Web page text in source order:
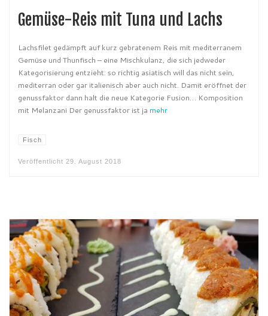
Gemüse-Reis mit Tuna und Lachs
Lachsfilet gedämpft auf kurz gebratenem Reis mit mediterranem
Gemüse und Thunfisch – eine Mischkulanz, die sich jedweder
Kategorisierung entzieht: so richtig asiatisch will das nicht sein,
mediterran oder gar italienisch aber auch nicht. Damit eröffnet der
genussfaktor dann halt die neue Kategorie Fusion… Komposition
mit Melanzani Der genussfaktor ist ja mehr
Fisch
Veröffentlicht 29. August 2018